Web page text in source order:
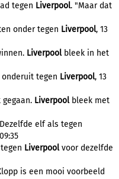
tegen Liverpool. "Maar dat
onder tegen Liverpool, 13
Liverpoolbleek in het
onderuit tegen Liverpool, 13
Liverpoolbleek met
elf als tegen
Liverpoolvoor dezelfde
is een mooi voorbeeld